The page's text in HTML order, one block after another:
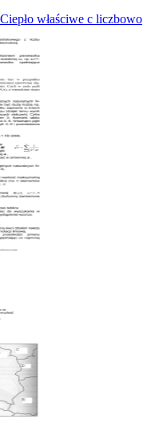
właściwe c liczbowo